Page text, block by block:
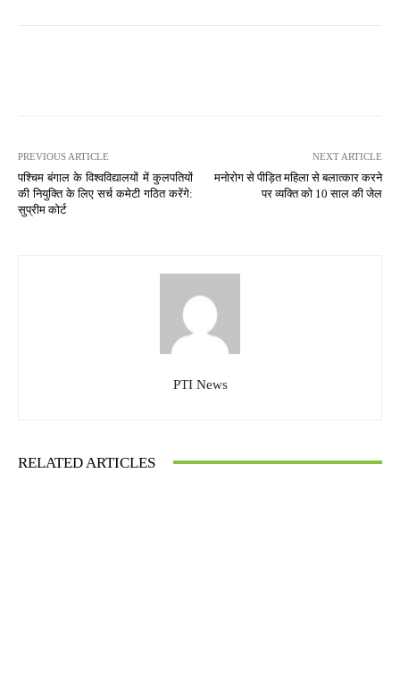
PREVIOUS ARTICLE
पश्चिम बंगाल के विश्वविद्यालयों में कुलपतियों
की नियुक्ति के लिए सर्च कमेटी गठित करेंगे:
सुप्रीम कोर्ट
NEXT ARTICLE
मनोरोग से पीड़ित महिला से बलात्कार करने
पर व्यक्ति को 10 साल की जेल
PTI News
RELATED ARTICLES